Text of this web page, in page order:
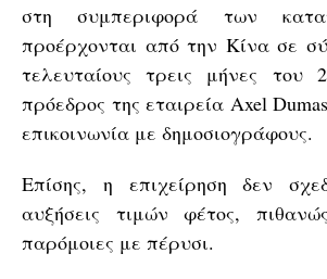
στη συμπεριφορά των
προέρχονται από την Κίνα σε
τελευταίους τρεις μήνες του
πρόεδρος της εταιρεία Axel
επικοινωνία με δημοσιογράφους.
Επίσης, η επιχείρηση δεν
αυξήσεις τιμών φέτος,
παρόμοιες με πέρυσι.